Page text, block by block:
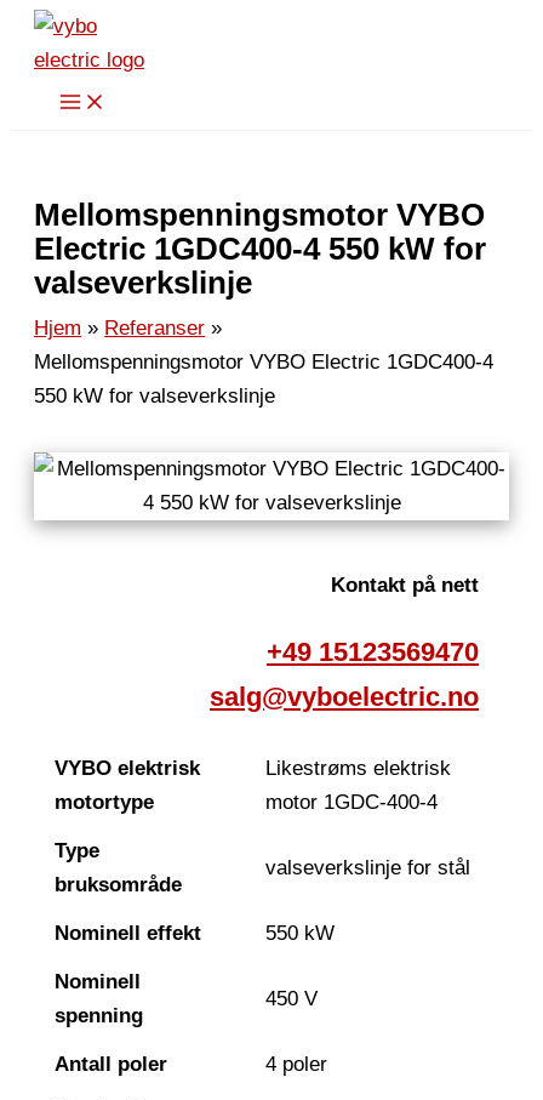
Hopp
rett
Mellomspenningsmotor VYBO
Electric 1GDC400-4 550 kW for
valseverkslinje
Hjem
Referanser
Mellomspenningsmotor VYBO Electric 1GDC400-4
550 kW for valseverkslinje
Kontakt på nett
+49 15123569470
salg@vyboelectric.no
VYBO elektrisk
motortype
Likestrøms elektrisk
motor 1GDC-400-4
Type
bruksområde
valseverkslinje for stål
Nominell effekt 550 kW
Nominell
spenning
450 V
Antall poler 4 poler